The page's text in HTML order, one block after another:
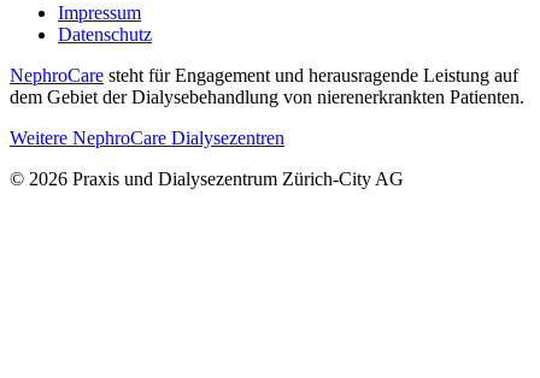
Impressum
Datenschutz
NephroCare steht für Engagement und herausragende Leistung auf
dem Gebiet der Dialysebehandlung von nierenerkrankten Patienten.
Weitere NephroCare Dialysezentren
© 2026 Praxis und Dialysezentrum Zürich-City AG